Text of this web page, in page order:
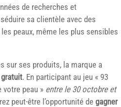
de recherches et
sa clientèle avec des
peaux, même les plus sensibles
sur ses produits, la marque a
. En participant au jeu « 93
votre peau » entre le 30 octobre et
peut-être l’opportunité de gagner